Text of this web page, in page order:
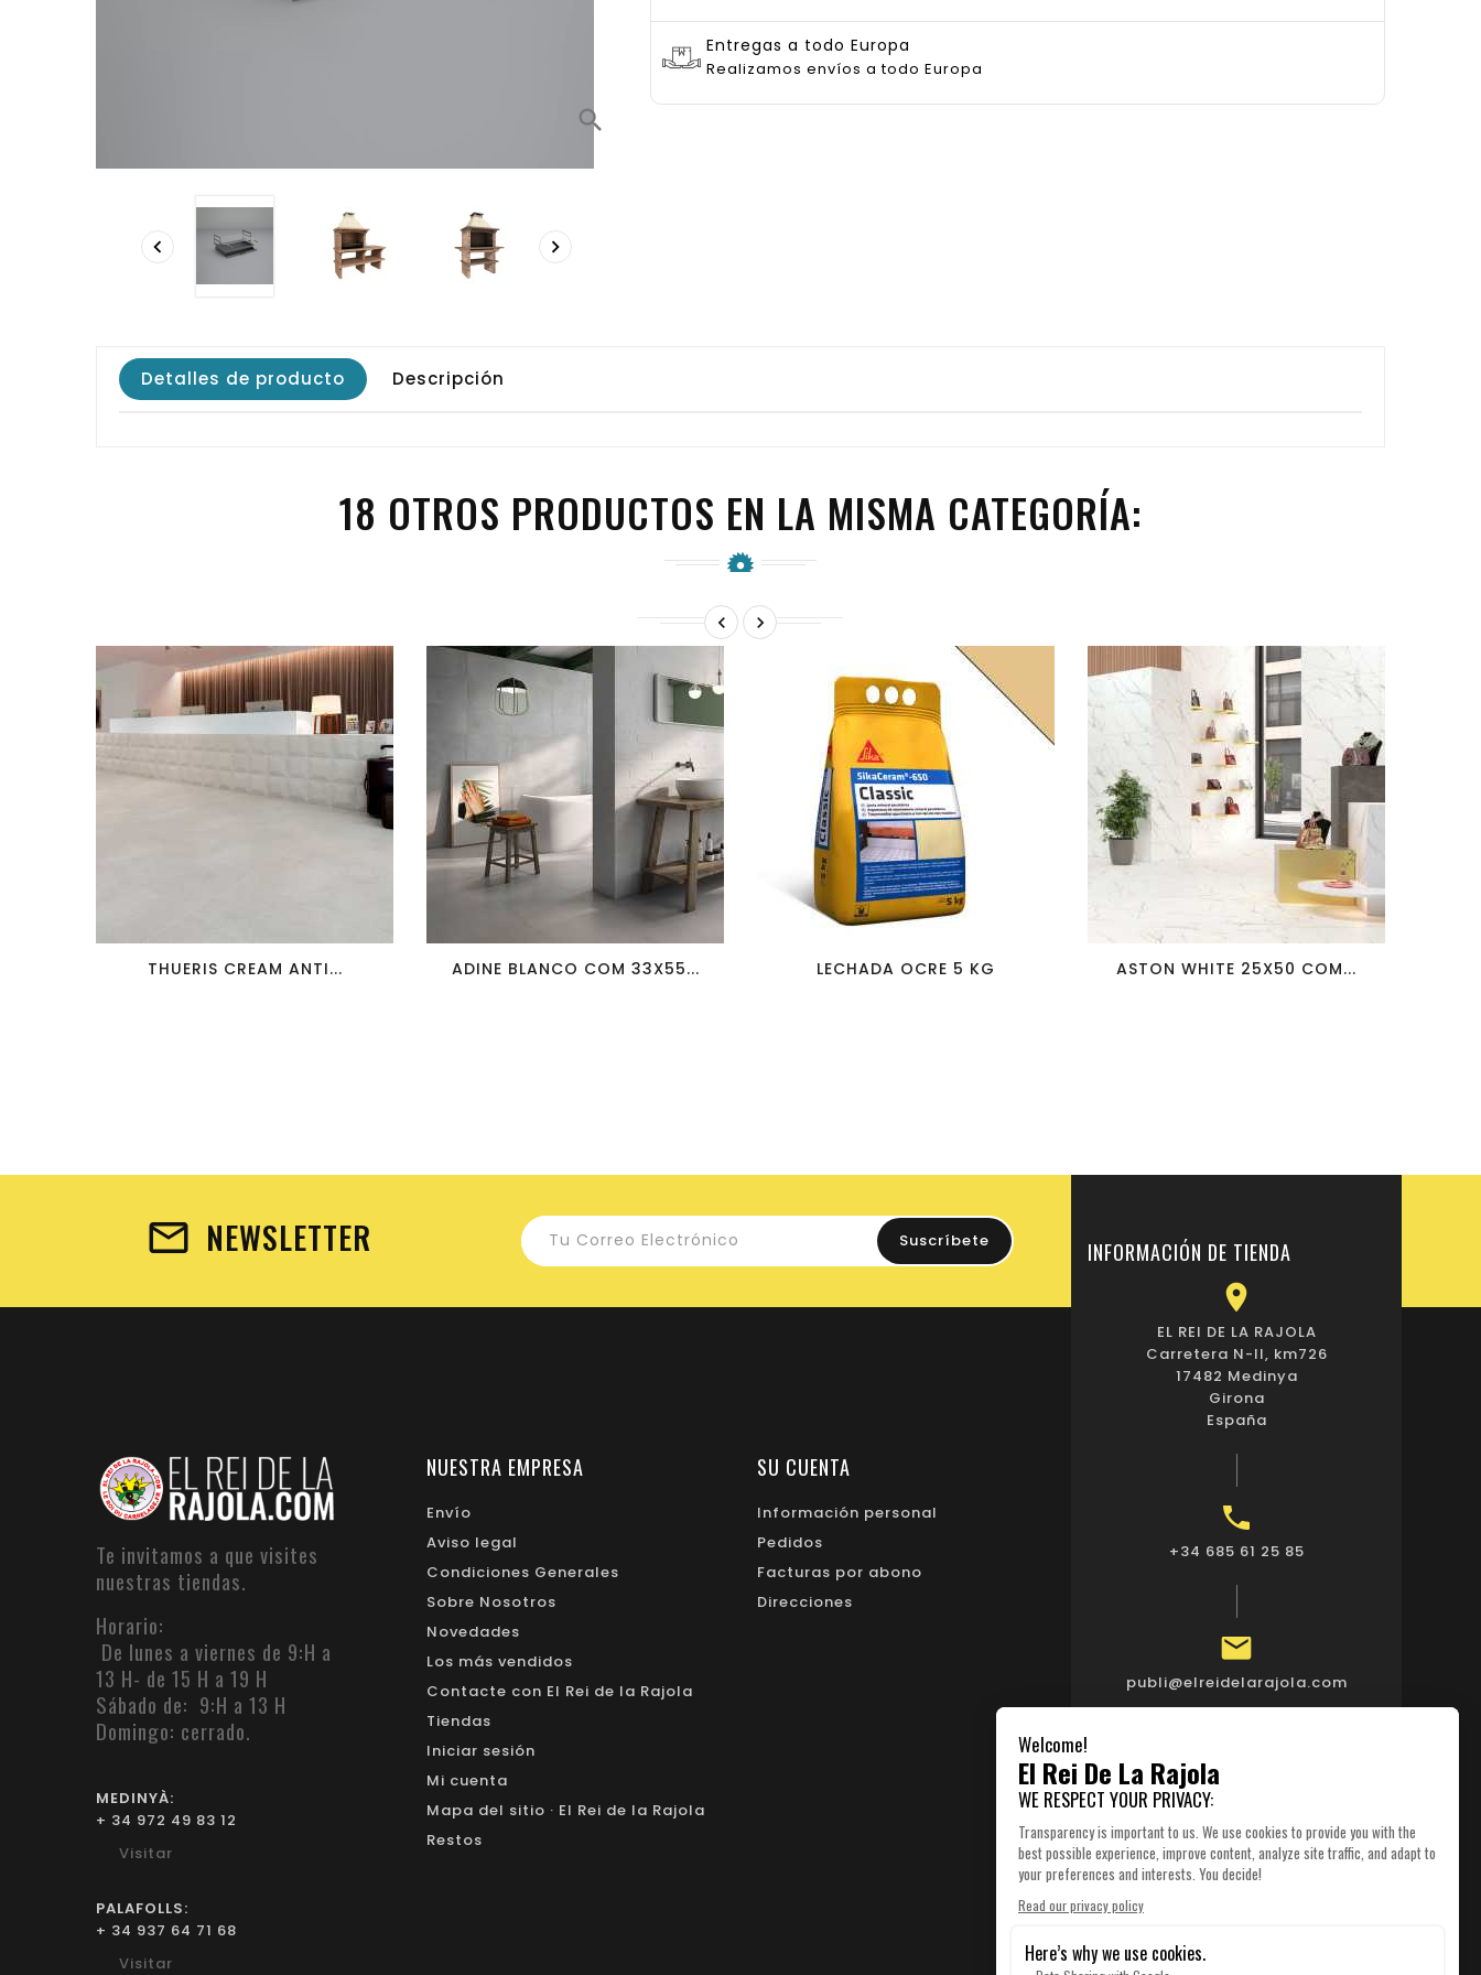
search
 
Entregas a todo Europa
Realizamos envíos a todo Europa
Detalles de producto Descripción
18 OTROS PRODUCTOS EN LA MISMA CATEGORÍA:
 
THUERIS CREAM ANTI...
visibility
ADINE BLANCO COM 33X55...
favorite_border visibility
LECHADA OCRE 5 KG ASTON WHITE 25X50 COM...
NEWSLETTER
Te invitamos a que visites
nuestras tiendas.
Horario:
De lunes a viernes de 9:H a
13 H- de 15 H a 19 H
Sábado de: 9:H a 13 H
Domingo: cerrado.
MEDINYÀ:
+ 34 972 49 83 12
Visitar
PALAFOLLS:
+ 34 937 64 71 68
Visitar
NUESTRA EMPRESA
Envío
Aviso legal
Condiciones Generales
Sobre Nosotros
Novedades
Los más vendidos
Contacte con El Rei de la Rajola
Tiendas
Iniciar sesión
Mi cuenta
Mapa del sitio · El Rei de la Rajola
Restos
SU CUENTA
Información personal
Pedidos
Facturas por abono
Direcciones
INFORMACIÓN DE TIENDA

EL REI DE LA RAJOLA
Carretera N-II, km726
17482 Medinya
Girona
España

+34 685 61 25 85

publi@elreidelarajola.com